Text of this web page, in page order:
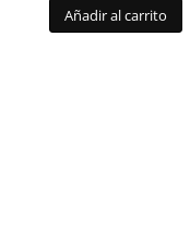
Añadir al carrito